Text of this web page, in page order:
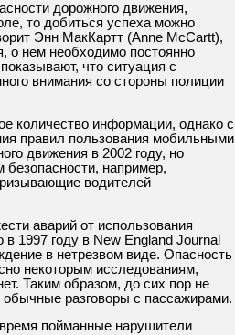
дорожного движения,
то добиться успеха можно
Энн МакКартт (Anne McCartt),
о нем необходимо постоянно
что ситуация с
внимания со стороны полиции
количество информации, однако с
правил пользования мобильными
движения в 2002 году, но
например,
водителей
аварий от использования
1997 году в New England Journal
в нетрезвом виде. Опасность
некоторым исследованиям,
Таким образом, до сих пор не
разговоры с пассажирами.
пойманные нарушители